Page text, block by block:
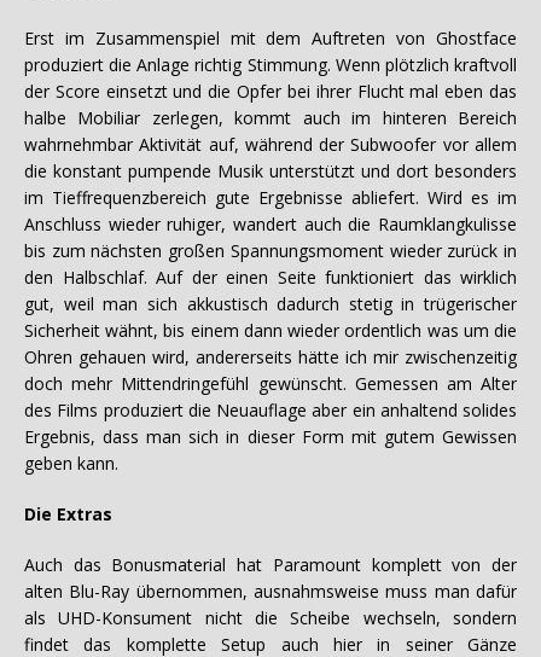
Erst im Zusammenspiel mit dem Auftreten von Ghostface
produziert die Anlage richtig Stimmung. Wenn plötzlich kraftvoll
der Score einsetzt und die Opfer bei ihrer Flucht mal eben das
halbe Mobiliar zerlegen, kommt auch im hinteren Bereich
wahrnehmbar Aktivität auf, während der Subwoofer vor allem
die konstant pumpende Musik unterstützt und dort besonders
im Tieffrequenzbereich gute Ergebnisse abliefert. Wird es im
Anschluss wieder ruhiger, wandert auch die Raumklangkulisse
bis zum nächsten großen Spannungsmoment wieder zurück in
den Halbschlaf. Auf der einen Seite funktioniert das wirklich
gut, weil man sich akkustisch dadurch stetig in trügerischer
Sicherheit wähnt, bis einem dann wieder ordentlich was um die
Ohren gehauen wird, andererseits hätte ich mir zwischenzeitig
doch mehr Mittendringefühl gewünscht. Gemessen am Alter
des Films produziert die Neuauflage aber ein anhaltend solides
Ergebnis, dass man sich in dieser Form mit gutem Gewissen
geben kann.
Die Extras
Auch das Bonusmaterial hat Paramount komplett von der
alten Blu-Ray übernommen, ausnahmsweise muss man dafür
als UHD-Konsument nicht die Scheibe wechseln, sondern
findet das komplette Setup auch hier in seiner Gänze